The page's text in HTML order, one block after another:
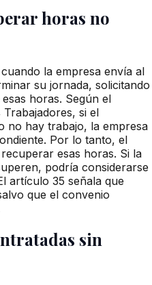
horas no
la empresa envía al
su jornada, solicitando
horas. Según el
si el
no hay trabajo, la empresa
Por lo tanto, el
esas horas. Si la
podría considerarse
artículo 35 señala que
que el convenio
sin